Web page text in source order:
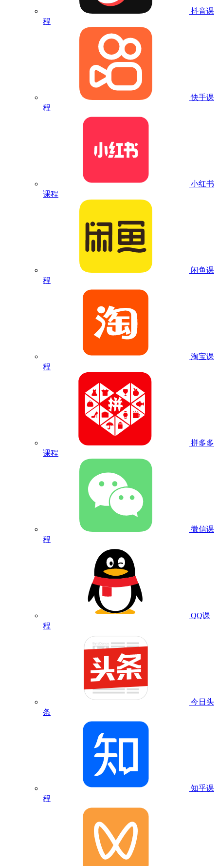
抖音课
程
快手课
程
小红书
课程
闲鱼课
程
淘宝课
程
拼多多
课程
微信课
程
QQ课
程
今日头
条
知乎课
程